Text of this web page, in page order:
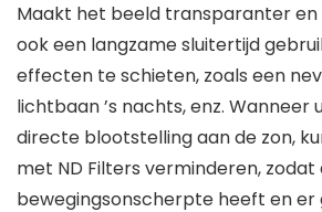
Maakt het beeld transparanter en
ook een langzame sluitertijd
effecten te schieten, zoals een
lichtbaan ’s nachts, enz. Wanneer
directe blootstelling aan de zon,
met ND Filters verminderen, zodat
bewegingsonscherpte heeft en